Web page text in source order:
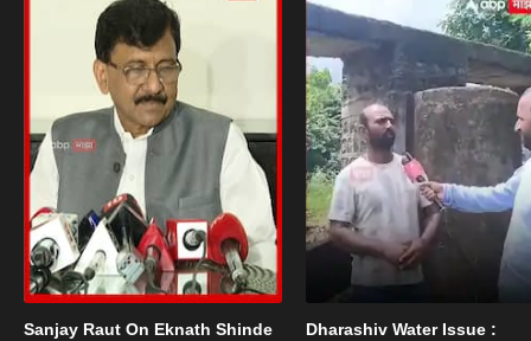
Sanjay Raut On Eknath Shinde
Dharashiv Water Issue :